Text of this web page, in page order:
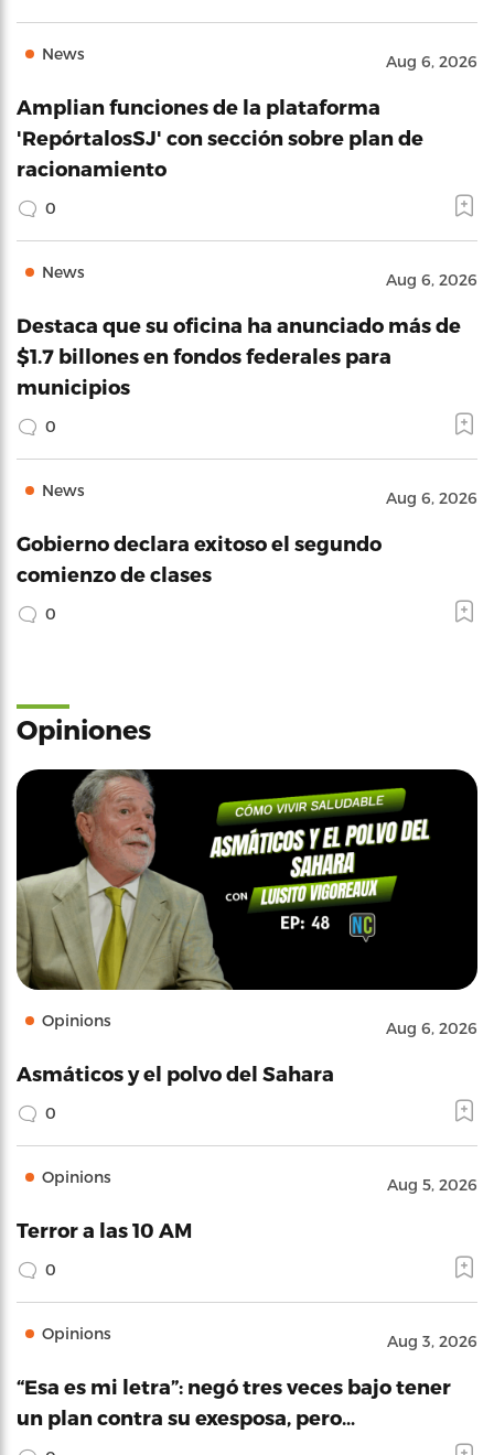
News Aug 6, 2026
Amplian funciones de la plataforma
'RepórtalosSJ' con sección sobre plan de
racionamiento
0
News Aug 6, 2026
Destaca que su oficina ha anunciado más de
$1.7 billones en fondos federales para
municipios
0
News Aug 6, 2026
Gobierno declara exitoso el segundo
comienzo de clases
0
Opiniones
Opinions Aug 6, 2026
Asmáticos y el polvo del Sahara
0
Opinions Aug 5, 2026
Terror a las 10 AM
0
Opinions Aug 3, 2026
“Esa es mi letra”: negó tres veces bajo tener
un plan contra su exesposa, pero…